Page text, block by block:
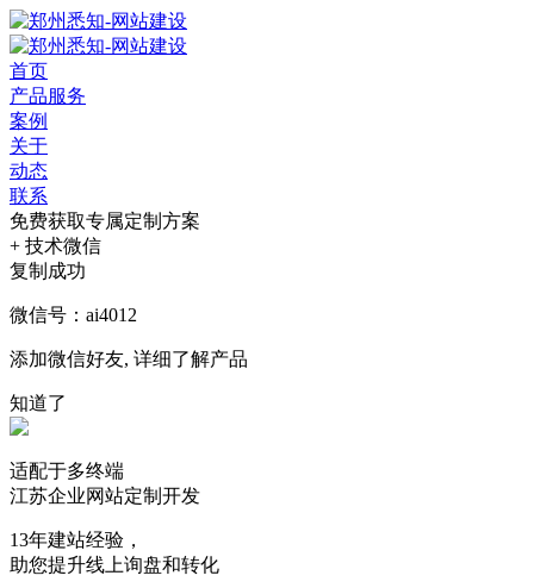
首页
产品服务
案例
关于
动态
联系
免费获取专属定制方案
+ 技术微信
复制成功
微信号：ai4012
添加微信好友, 详细了解产品
知道了
适配于多终端
江苏企业网站定制开发
13年建站经验，
助您提升线上询盘和转化